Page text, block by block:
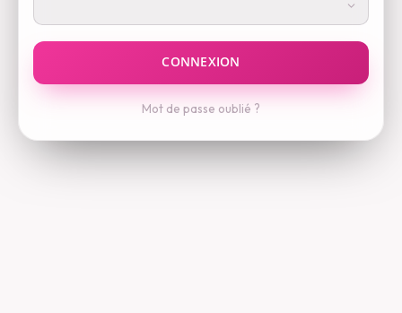
Mot de passe oublié ?